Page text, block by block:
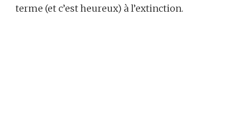
terme (et c’est heureux) à l’extinction.